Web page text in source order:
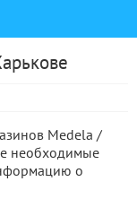
Medela /
необходимые
о